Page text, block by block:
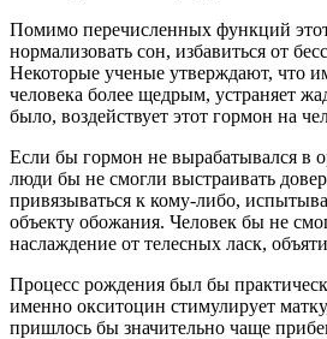
Помимо перечисленных функций
нормализовать сон, избавиться от
Некоторые ученые утверждают, что
человека более щедрым, устраняет
было, воздействует этот гормон на
Если бы гормон не вырабатывался в
люди бы не смогли выстраивать
привязываться к кому-либо,
объекту обожания. Человек бы не
наслаждение от телесных ласк,
Процесс рождения был бы
именно окситоцин стимулирует
пришлось бы значительно чаще